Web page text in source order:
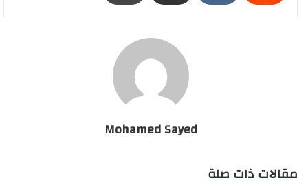
Mohamed Sayed
مقالات ذات صلة